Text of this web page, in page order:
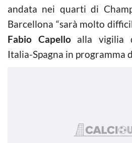
andata nei quarti di
Barcellona “sarà molto
Fabio Capelloalla vigilia
Italia-Spagna in programma